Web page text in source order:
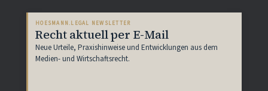
HOESMANN.LEGAL NEWSLETTER
Recht aktuell per E-Mail
Neue Urteile, Praxishinweise und Entwicklungen aus dem
Medien- und Wirtschaftsrecht.